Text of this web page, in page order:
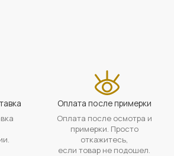
Оплата после примерки
Оплата после осмотра и
примерки. Просто
откажитесь,
если товар не подошел.